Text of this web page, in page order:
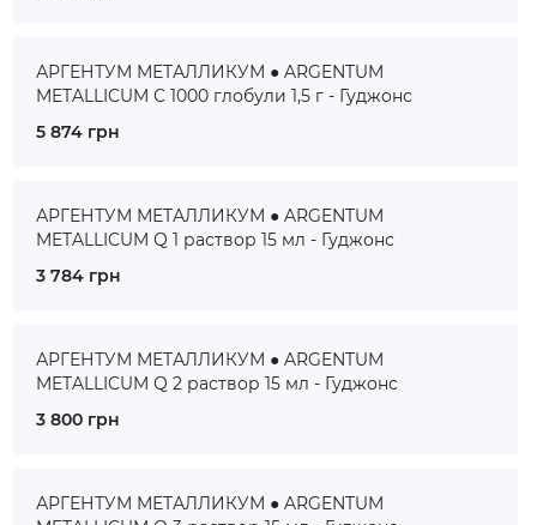
АРГЕНТУМ МЕТАЛЛИКУМ ● ARGENTUM
METALLICUM C 1000 глобули 1,5 г - Гуджонс
5 874 грн
АРГЕНТУМ МЕТАЛЛИКУМ ● ARGENTUM
METALLICUM Q 1 раствор 15 мл - Гуджонс
3 784 грн
АРГЕНТУМ МЕТАЛЛИКУМ ● ARGENTUM
METALLICUM Q 2 раствор 15 мл - Гуджонс
3 800 грн
АРГЕНТУМ МЕТАЛЛИКУМ ● ARGENTUM